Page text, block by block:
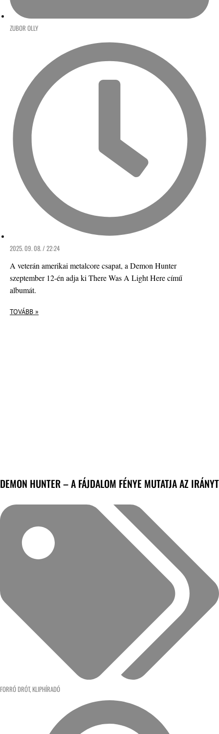
ZUBOR OLLY
2025. 09. 08. / 22:24
A veterán amerikai metalcore csapat, a Demon Hunter
szeptember 12-én adja ki There Was A Light Here című
albumát.
TOVÁBB »
DEMON HUNTER – A FÁJDALOM FÉNYE MUTATJA AZ IRÁNYT
FORRÓ DRÓT, KLIPHÍRADÓ